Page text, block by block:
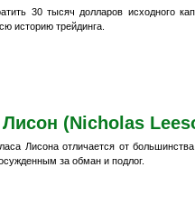
30 тысяч долларов исходного
историю трейдинга.
(Nicholas
Лисона отличается от
за обман и подлог.